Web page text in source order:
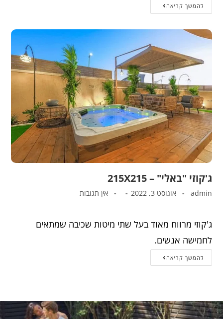
להמשך קריאה
ג'קוזי "באלי" – 215X215
admin אוגוסט 3, 2022 אין תגובות
ג'קוזי מרווח מאוד בעל שתי מיטות שכיבה שמתאים
לחמישה אנשים.
להמשך קריאה